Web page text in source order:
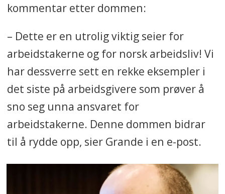
kommentar etter dommen:
– Dette er en utrolig viktig seier for
arbeidstakerne og for norsk arbeidsliv! Vi
har dessverre sett en rekke eksempler i
det siste på arbeidsgivere som prøver å
sno seg unna ansvaret for
arbeidstakerne. Denne dommen bidrar
til å rydde opp, sier Grande i en e-post.